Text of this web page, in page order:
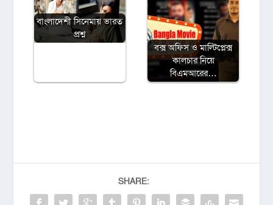
বাংলাদেশী সিনেমায় ভারত
প্রশ্ন
বক্স অফিস ও মাল্টিপ্লেক্স
কালচার নিয়ে
বিএমআরের…
SHARE: